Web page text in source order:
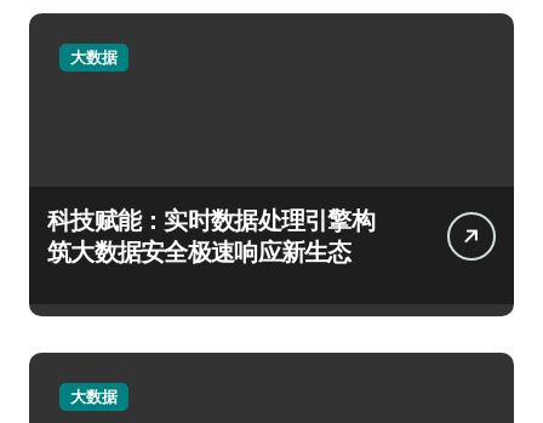
大数据
科技赋能：实时数据处理引擎构
筑大数据安全极速响应新生态
大数据